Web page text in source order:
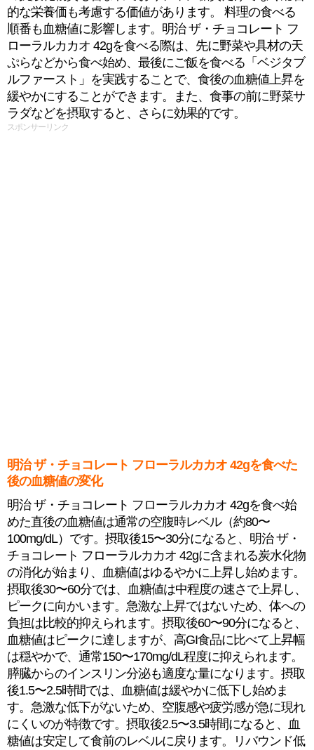
的な栄養価も考慮する価値があります。 料理の食べる
順番も血糖値に影響します。明治 ザ・チョコレート フ
ローラルカカオ 42gを食べる際は、先に野菜や具材の天
ぷらなどから食べ始め、最後にご飯を食べる「ベジタブ
ルファースト」を実践することで、食後の血糖値上昇を
緩やかにすることができます。また、食事の前に野菜サ
ラダなどを摂取すると、さらに効果的です。
スポンサーリンク
明治 ザ・チョコレート フローラルカカオ 42gを食べた
後の血糖値の変化
明治 ザ・チョコレート フローラルカカオ 42gを食べ始
めた直後の血糖値は通常の空腹時レベル（約80〜
100mg/dL）です。摂取後15〜30分になると、明治 ザ・
チョコレート フローラルカカオ 42gに含まれる炭水化物
の消化が始まり、血糖値はゆるやかに上昇し始めます。
摂取後30〜60分では、血糖値は中程度の速さで上昇し、
ピークに向かいます。急激な上昇ではないため、体への
負担は比較的抑えられます。摂取後60〜90分になると、
血糖値はピークに達しますが、高GI食品に比べて上昇幅
は穏やかで、通常150〜170mg/dL程度に抑えられます。
膵臓からのインスリン分泌も適度な量になります。摂取
後1.5〜2.5時間では、血糖値は緩やかに低下し始めま
す。急激な低下がないため、空腹感や疲労感が急に現れ
にくいのが特徴です。摂取後2.5〜3.5時間になると、血
糖値は安定して食前のレベルに戻ります。リバウンド低